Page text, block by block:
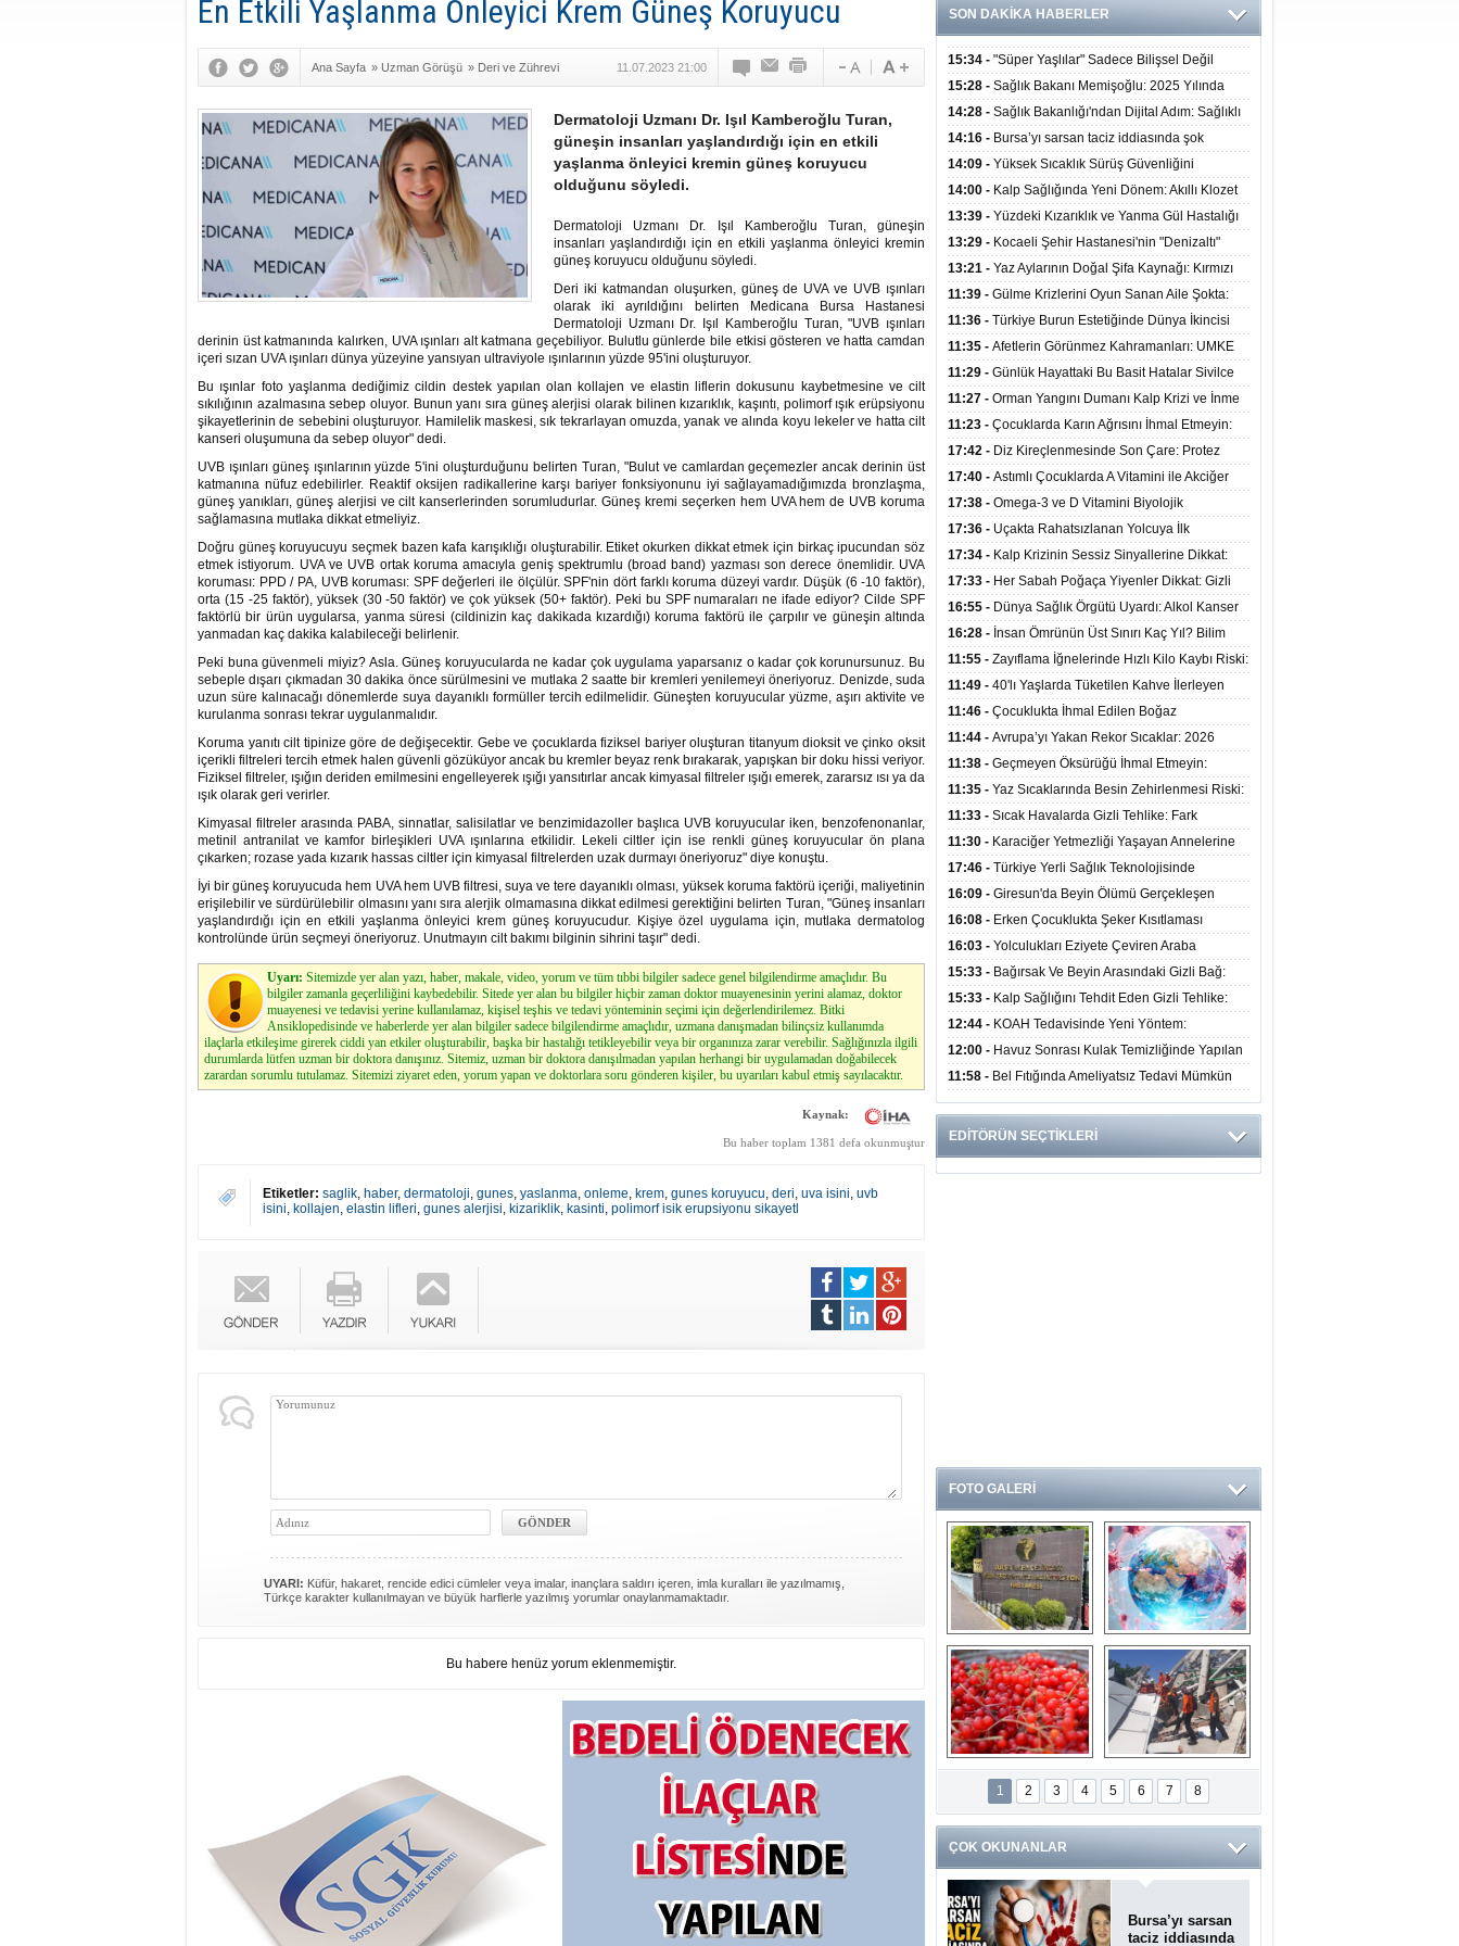
En Etkili Yaşlanma Önleyici Krem Güneş Koruyucu
Ana Sayfa » Uzman Görüşü » Deri ve Zührevi
Hastalıklar
11.07.2023 21:00
Dermatoloji Uzmanı Dr. Işıl Kamberoğlu Turan,
güneşin insanları yaşlandırdığı için en etkili
yaşlanma önleyici kremin güneş koruyucu
olduğunu söyledi.
Dermatoloji Uzmanı Dr. Işıl Kamberoğlu Turan, güneşin
insanları yaşlandırdığı için en etkili yaşlanma önleyici kremin
güneş koruyucu olduğunu söyledi.
Deri iki katmandan oluşurken, güneş de UVA ve UVB ışınları
olarak iki ayrıldığını belirten Medicana Bursa Hastanesi
Dermatoloji Uzmanı Dr. Işıl Kamberoğlu Turan, "UVB ışınları
derinin üst katmanında kalırken, UVA ışınları alt katmana geçebiliyor. Bulutlu günlerde bile etkisi gösteren ve hatta camdan
içeri sızan UVA ışınları dünya yüzeyine yansıyan ultraviyole ışınlarının yüzde 95'ini oluşturuyor.
Bu ışınlar foto yaşlanma dediğimiz cildin destek yapılan olan kollajen ve elastin liflerin dokusunu kaybetmesine ve cilt
sıkılığının azalmasına sebep oluyor. Bunun yanı sıra güneş alerjisi olarak bilinen kızarıklık, kaşıntı, polimorf ışık erüpsiyonu
şikayetlerinin de sebebini oluşturuyor. Hamilelik maskesi, sık tekrarlayan omuzda, yanak ve alında koyu lekeler ve hatta cilt
kanseri oluşumuna da sebep oluyor" dedi.
UVB ışınları güneş ışınlarının yüzde 5'ini oluşturduğunu belirten Turan, "Bulut ve camlardan geçemezler ancak derinin üst
katmanına nüfuz edebilirler. Reaktif oksijen radikallerine karşı bariyer fonksiyonunu iyi sağlayamadığımızda bronzlaşma,
güneş yanıkları, güneş alerjisi ve cilt kanserlerinden sorumludurlar. Güneş kremi seçerken hem UVA hem de UVB koruma
sağlamasına mutlaka dikkat etmeliyiz.
Doğru güneş koruyucuyu seçmek bazen kafa karışıklığı oluşturabilir. Etiket okurken dikkat etmek için birkaç ipucundan söz
etmek istiyorum. UVA ve UVB ortak koruma amacıyla geniş spektrumlu (broad band) yazması son derece önemlidir. UVA
koruması: PPD / PA, UVB koruması: SPF değerleri ile ölçülür. SPF'nin dört farklı koruma düzeyi vardır. Düşük (6 -10 faktör),
orta (15 -25 faktör), yüksek (30 -50 faktör) ve çok yüksek (50+ faktör). Peki bu SPF numaraları ne ifade ediyor? Cilde SPF
faktörlü bir ürün uygularsa, yanma süresi (cildinizin kaç dakikada kızardığı) koruma faktörü ile çarpılır ve güneşin altında
yanmadan kaç dakika kalabileceği belirlenir.
Peki buna güvenmeli miyiz? Asla. Güneş koruyucularda ne kadar çok uygulama yaparsanız o kadar çok korunursunuz. Bu
sebeple dışarı çıkmadan 30 dakika önce sürülmesini ve mutlaka 2 saatte bir kremleri yenilemeyi öneriyoruz. Denizde, suda
uzun süre kalınacağı dönemlerde suya dayanıklı formüller tercih edilmelidir. Güneşten koruyucular yüzme, aşırı aktivite ve
kurulanma sonrası tekrar uygulanmalıdır.
Koruma yanıtı cilt tipinize göre de değişecektir. Gebe ve çocuklarda fiziksel bariyer oluşturan titanyum dioksit ve çinko oksit
içerikli filtreleri tercih etmek halen güvenli gözüküyor ancak bu kremler beyaz renk bırakarak, yapışkan bir doku hissi veriyor.
Fiziksel filtreler, ışığın deriden emilmesini engelleyerek ışığı yansıtırlar ancak kimyasal filtreler ışığı emerek, zararsız ısı ya da
ışık olarak geri verirler.
Kimyasal filtreler arasında PABA, sinnatlar, salisilatlar ve benzimidazoller başlıca UVB koruyucular iken, benzofenonanlar,
metinil antranilat ve kamfor birleşikleri UVA ışınlarına etkilidir. Lekeli ciltler için ise renkli güneş koruyucular ön plana
çıkarken; rozase yada kızarık hassas ciltler için kimyasal filtrelerden uzak durmayı öneriyoruz" diye konuştu.
İyi bir güneş koruyucuda hem UVA hem UVB filtresi, suya ve tere dayanıklı olması, yüksek koruma faktörü içeriği, maliyetinin
erişilebilir ve sürdürülebilir olmasını yanı sıra alerjik olmamasına dikkat edilmesi gerektiğini belirten Turan, "Güneş insanları
yaşlandırdığı için en etkili yaşlanma önleyici krem güneş koruyucudur. Kişiye özel uygulama için, mutlaka dermatolog
kontrolünde ürün seçmeyi öneriyoruz. Unutmayın cilt bakımı bilginin sihrini taşır" dedi.
Uyarı: Sitemizde yer alan yazı, haber, makale, video, yorum ve tüm tıbbi bilgiler sadece genel bilgilendirme amaçlıdır. Bu
bilgiler zamanla geçerliliğini kaybedebilir. Sitede yer alan bu bilgiler hiçbir zaman doktor muayenesinin yerini alamaz, doktor
muayenesi ve tedavisi yerine kullanılamaz, kişisel teşhis ve tedavi yönteminin seçimi için değerlendirilemez. Bitki
Ansiklopedisinde ve haberlerde yer alan bilgiler sadece bilgilendirme amaçlıdır, uzmana danışmadan bilinçsiz kullanımda
ilaçlarla etkileşime girerek ciddi yan etkiler oluşturabilir, başka bir hastalığı tetikleyebilir veya bir organınıza zarar verebilir. Sağlığınızla ilgili
durumlarda lütfen uzman bir doktora danışınız. Sitemiz, uzman bir doktora danışılmadan yapılan herhangi bir uygulamadan doğabilecek
zarardan sorumlu tutulamaz. Sitemizi ziyaret eden, yorum yapan ve doktorlara soru gönderen kişiler, bu uyarıları kabul etmiş sayılacaktır.
Kaynak:
Bu haber toplam 1381 defa okunmuştur
Etiketler: saglik, haber, dermatoloji, gunes, yaslanma, onleme, krem, gunes koruyucu, deri, uva isini, uvb
isini, kollajen, elastin lifleri, gunes alerjisi, kizariklik, kasinti, polimorf isik erupsiyonu sikayetl
UYARI: Küfür, hakaret, rencide edici cümleler veya imalar, inançlara saldırı içeren, imla kuralları ile yazılmamış,
Türkçe karakter kullanılmayan ve büyük harflerle yazılmış yorumlar onaylanmamaktadır.
Bu habere henüz yorum eklenmemiştir.
SON DAKİKA HABERLER
15:34 - "Süper Yaşlılar" Sadece Bilişsel Değil
Fiziksel Olarak da Daha Sağlıklı Yaşıyor
15:28 - Sağlık Bakanı Memişoğlu: 2025 Yılında
300 Bini Aşkın Kişiye Emzirme Eğitimi Verildi
14:28 - Sağlık Bakanlığı'ndan Dijital Adım: Sağlıklı
Hayat Merkezlerinde Uzaktan Sağlık Hizmeti
Başladı
14:16 - Bursa’yı sarsan taciz iddiasında şok
gelişme!
14:09 - Yüksek Sıcaklık Sürüş Güvenliğini
Düşürüyor: 40 Derecede Güvenli Sürüş Süresi 53
Dakikaya İniyor
14:00 - Kalp Sağlığında Yeni Dönem: Akıllı Klozet
Kapağı 30 Saniyede Ritim Bozukluğunu Tespit
Ediyor
13:39 - Yüzdeki Kızarıklık ve Yanma Gül Hastalığı
(Rozasea) Belirtisi Olabilir
13:29 - Kocaeli Şehir Hastanesi'nin "Denizaltı"
Görünümlü Ünitesi Hastalara Umut Oluyor
13:21 - Yaz Aylarının Doğal Şifa Kaynağı: Kırmızı
Meyveler Bağışıklığı ve Kalbi Koruyor
11:39 - Gülme Krizlerini Oyun Sanan Aile Şokta:
3,5 Yaşındaki Çocuk 8 Kez Felç Geçirdi
11:36 - Türkiye Burun Estetiğinde Dünya İkincisi
Oldu
11:35 - Afetlerin Görünmez Kahramanları: UMKE
Dev Kadrosuyla Görev Başında
11:29 - Günlük Hayattaki Bu Basit Hatalar Sivilce
Oluşumunu Tetikliyor
11:27 - Orman Yangını Dumanı Kalp Krizi ve İnme
Riskini Artırıyor
11:23 - Çocuklarda Karın Ağrısını İhmal Etmeyin:
Apandisit Habercisi Olabilir
17:42 - Diz Kireçlenmesinde Son Çare: Protez
Ameliyatı İle Yaşam Kalitesi Artıyor
17:40 - Astımlı Çocuklarda A Vitamini ile Akciğer
Hacmi Arasında Bağlantı Bulundu
17:38 - Omega-3 ve D Vitamini Biyolojik
Yaşlanmayı Yavaşlatabilir
17:36 - Uçakta Rahatsızlanan Yolcuya İlk
Müdahale Sağlık Bakanı Memişoğlu'ndan Geldi
17:34 - Kalp Krizinin Sessiz Sinyallerine Dikkat:
Yalnızca Göğüs Ağrısıyla Gelmiyor
17:33 - Her Sabah Poğaça Yiyenler Dikkat: Gizli
Şeker ve Yağ Yükü Kalbi ve Bağırsakları Tehdit
Ediyor
16:55 - Dünya Sağlık Örgütü Uyardı: Alkol Kanser
Riskini Doğrudan Artırıyor
16:28 - İnsan Ömrünün Üst Sınırı Kaç Yıl? Bilim
İnsanlarından Yeni Yaşam Süresi Modeli
11:55 - Zayıflama İğnelerinde Hızlı Kilo Kaybı Riski:
Uzmanlar Hekim Kontrolü Şart Diyor
11:49 - 40'lı Yaşlarda Tüketilen Kahve İlerleyen
Yıllarda Zihinsel ve Fiziksel Sağlığı Koruyor
11:46 - Çocuklukta İhmal Edilen Boğaz
Enfeksiyonu İleride Kalp Kapağını Bozabiliyor
11:44 - Avrupa’yı Yakan Rekor Sıcaklar: 2026
Haziran Ayında 10 Binden Fazla Can Kaybı
11:38 - Geçmeyen Öksürüğü İhmal Etmeyin:
Akciğer Korunarak Tümörden Kurtuldu
11:35 - Yaz Sıcaklarında Besin Zehirlenmesi Riski:
Açıkta Kalan Gıdalara Dikkat
11:33 - Sıcak Havalarda Gizli Tehlike: Fark
Edilmeyen Sıvı Kaybı Organları Tehdit Ediyor
11:30 - Karaciğer Yetmezliği Yaşayan Annelerine
Oğlundan Hayat Veren Doku Nakli
17:46 - Türkiye Yerli Sağlık Teknolojisinde
Büyüyor: 40 Ülkeye Solunum Cihazı İhraç Ediliyor
16:09 - Giresun'da Beyin Ölümü Gerçekleşen
Kişinin Organları 4 Hastaya Yaşam Umudu Oldu
16:08 - Erken Çocuklukta Şeker Kısıtlaması
Demans Riskini Yüzde 23 Azaltıyor
16:03 - Yolculukları Eziyete Çeviren Araba
Tutmasına Karşı Etkili Önlemler
15:33 - Bağırsak Ve Beyin Arasındaki Gizli Bağ:
Mikrobiyota Ruh Sağlığını Nasıl Etkiliyor?
15:33 - Kalp Sağlığını Tehdit Eden Gizli Tehlike:
Günlük Alışkanlıklar Riski Artırıyor
12:44 - KOAH Tedavisinde Yeni Yöntem:
Bronkoskopik Balon Uygulaması Alevlenmeleri
Azaltıyor
12:00 - Havuz Sonrası Kulak Temizliğinde Yapılan
Bu Hata Enfeksiyon Riskini Artırıyor
11:58 - Bel Fıtığında Ameliyatsız Tedavi Mümkün
mü? Uzmanından Önemli Uyarılar
EDİTÖRÜN SEÇTİKLERİ
FOTO GALERİ
Ve burası da bir
devlet hastanesi
14 soruda
Koronavirüs
hakkında kendinizi
test edin...
Gilaburu meyvesi
kanserden koruyor
Endonezya’daki
deprem: Ölü sayısı
bin 203'e yükseldi
1 2 3 4 5 6 7 8
ÇOK OKUNANLAR
Bursa’yı sarsan
taciz iddiasında